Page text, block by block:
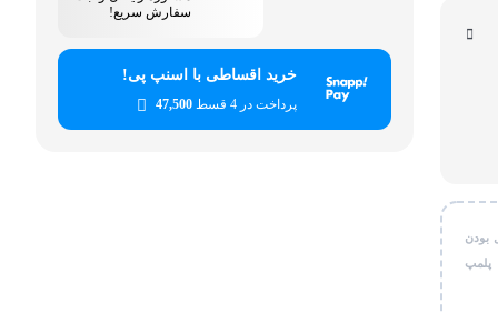
بودن
پلمپ
سفارش سریع!
خرید اقساطی با اسنپ پی!
پرداخت در 4 قسط 47,500